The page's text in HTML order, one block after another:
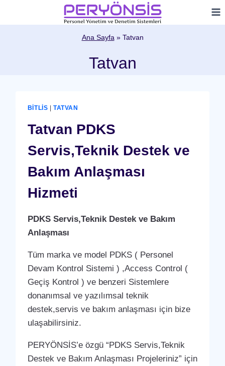
Ana Sayfa» Tatvan
Tatvan
BITLIS |TATVAN
Tatvan PDKS
Servis,Teknik Destek ve
Bakım Anlaşması
Hizmeti
PDKS Servis,Teknik Destek ve Bakım
Anlaşması
Tüm marka ve model PDKS ( Personel
Devam Kontrol Sistemi ) ,Access Control (
Geçiş Kontrol ) ve benzeri Sistemlere
donanımsal ve yazılımsal teknik
destek,servis ve bakım anlaşması için bize
ulaşabilirsiniz.
PERYÖNSİS’e özgü “PDKS Servis,Teknik
Destek ve Bakım Anlaşması Projeleriniz” için